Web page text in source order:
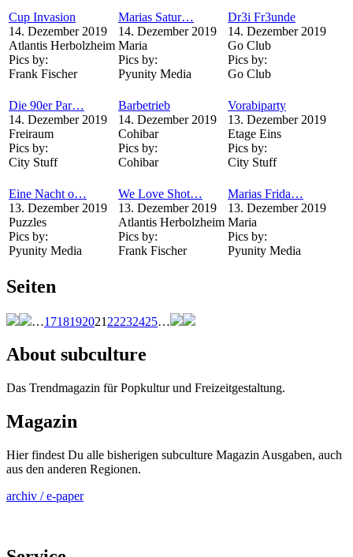
Cup Invasion
14. Dezember 2019
Atlantis Herbolzheim
Pics by:
Frank Fischer
Marias Satur…
14. Dezember 2019
Maria
Pics by:
Pyunity Media
Dr3i Fr3unde
14. Dezember 2019
Go Club
Pics by:
Go Club
Die 90er Par…
14. Dezember 2019
Freiraum
Pics by:
City Stuff
Barbetrieb
14. Dezember 2019
Cohibar
Pics by:
Cohibar
Vorabiparty
13. Dezember 2019
Etage Eins
Pics by:
City Stuff
Eine Nacht o…
13. Dezember 2019
Puzzles
Pics by:
Pyunity Media
We Love Shot…
13. Dezember 2019
Atlantis Herbolzheim
Pics by:
Frank Fischer
Marias Frida…
13. Dezember 2019
Maria
Pics by:
Pyunity Media
Seiten
…1718192021 22232425…
About subculture
Das Trendmagazin für Popkultur und Freizeitgestaltung.
Magazin
Hier findest Du alle bisherigen subculture Magazin Ausgaben, auch
aus den anderen Regionen.
archiv / e-paper